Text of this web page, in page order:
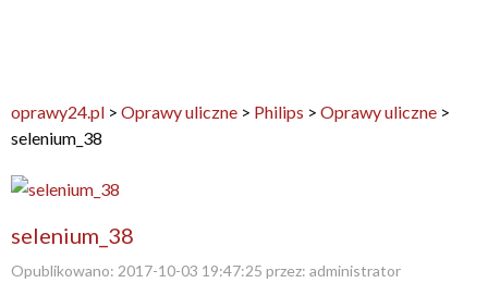
oprawy24.pl > Oprawy uliczne > Philips > Oprawy uliczne >
selenium_38
selenium_38
Opublikowano: 2017-10-03 19:47:25 przez: administrator